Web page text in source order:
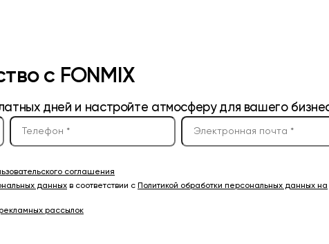
с FONMIX
дней и настройте атмосферу для вашего
соглашения
данных в соответствии с Политикой обработки персональных данных на
рассылок